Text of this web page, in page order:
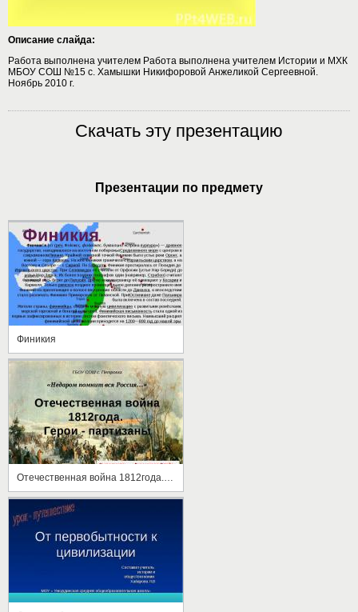
Описание слайда:
Работа выполнена учителем Работа выполнена учителем Истории и МХК
МБОУ СОШ №15 с. Хамышки Никифоровой Анжеликой Сергеевной.
Ноябрь 2010 г.
Скачать эту презентацию
Презентации по предмету
Финикия